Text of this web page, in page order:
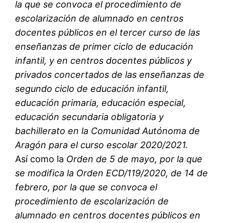
la que se convoca el procedimiento de
escolarización de alumnado en centros
docentes públicos en el tercer curso de las
enseñanzas de primer ciclo de educación
infantil, y en centros docentes públicos y
privados concertados de las enseñanzas de
segundo ciclo de educación infantil,
educación primaria, educación especial,
educación secundaria obligatoria y
bachillerato en la Comunidad Autónoma de
Aragón para el curso escolar 2020/2021.
Así como la Orden de 5 de mayo, por la que
se modifica la Orden ECD/119/2020, de 14 de
febrero, por la que se convoca el
procedimiento de escolarización de
alumnado en centros docentes públicos en